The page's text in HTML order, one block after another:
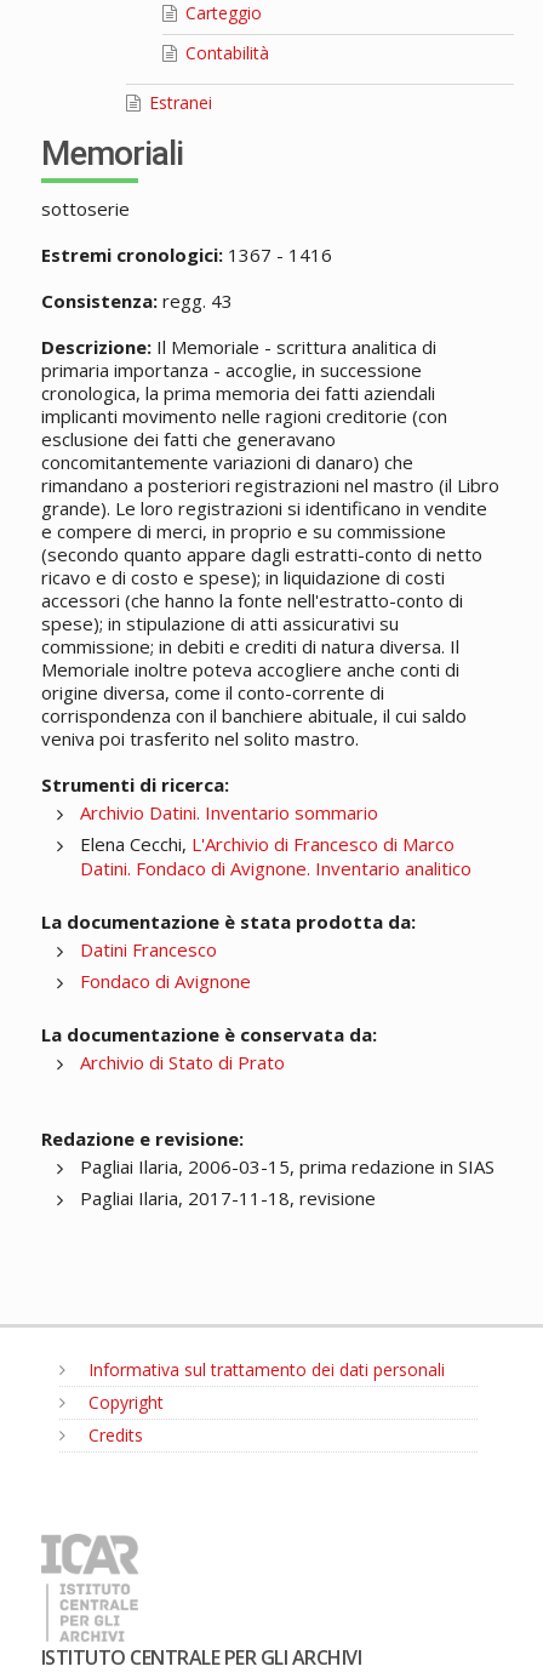
Carteggio
Contabilità
Estranei
Memoriali
sottoserie
Estremi cronologici:1367 - 1416
Consistenza:regg. 43
Descrizione:Il Memoriale - scrittura analitica di
primaria importanza - accoglie, in successione
cronologica, la prima memoria dei fatti aziendali
implicanti movimento nelle ragioni creditorie (con
esclusione dei fatti che generavano
concomitantemente variazioni di danaro) che
rimandano a posteriori registrazioni nel mastro (il Libro
grande). Le loro registrazioni si identificano in vendite
e compere di merci, in proprio e su commissione
(secondo quanto appare dagli estratti-conto di netto
ricavo e di costo e spese); in liquidazione di costi
accessori (che hanno la fonte nell'estratto-conto di
spese); in stipulazione di atti assicurativi su
commissione; in debiti e crediti di natura diversa. Il
Memoriale inoltre poteva accogliere anche conti di
origine diversa, come il conto-corrente di
corrispondenza con il banchiere abituale, il cui saldo
veniva poi trasferito nel solito mastro.
Strumenti di ricerca:
Archivio Datini. Inventario sommario
Elena Cecchi, L'Archivio di Francesco di Marco
Datini. Fondaco di Avignone. Inventario analitico
La documentazione è stata prodotta da:
Datini Francesco
Fondaco di Avignone
La documentazione è conservata da:
Archivio di Stato di Prato
Redazione e revisione:
Pagliai Ilaria, 2006-03-15, prima redazione in SIAS
Pagliai Ilaria, 2017-11-18, revisione
Informativa sul trattamento dei dati personali
Copyright
Credits
ISTITUTO CENTRALE PER GLI ARCHIVI